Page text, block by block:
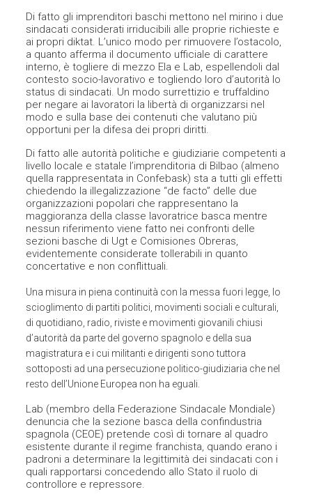
Di fatto gli imprenditori baschi mettono nel mirino i due
sindacati considerati irriducibili alle proprie richieste e
ai propri diktat. L’unico modo per rimuovere l’ostacolo,
a quanto afferma il documento ufficiale di carattere
interno, è togliere di mezzo Ela e Lab, espellendoli dal
contesto socio-lavorativo e togliendo loro d’autorità lo
status di sindacati. Un modo surrettizio e truffaldino
per negare ai lavoratori la libertà di organizzarsi nel
modo e sulla base dei contenuti che valutano più
opportuni per la difesa dei propri diritti.
Di fatto alle autorità politiche e giudiziarie competenti a
livello locale e statale l’imprenditoria di Bilbao (almeno
quella rappresentata in Confebask) sta a tutti gli effetti
chiedendo la illegalizzazione “de facto” delle due
organizzazioni popolari che rappresentano la
maggioranza della classe lavoratrice basca mentre
nessun riferimento viene fatto nei confronti delle
sezioni basche di Ugt e Comisiones Obreras,
evidentemente considerate tollerabili in quanto
concertative e non conflittuali.
Una misura in piena continuità con la messa fuori legge, lo
scioglimento di partiti politici, movimenti sociali e culturali,
di quotidiano, radio, riviste e movimenti giovanili chiusi
d’autorità da parte del governo spagnolo e della sua
magistratura e i cui militanti e dirigenti sono tuttora
sottoposti ad una persecuzione politico-giudiziaria che nel
resto dell’Unione Europea non ha eguali.
Lab (membro della Federazione Sindacale Mondiale)
denuncia che la sezione basca della confindustria
spagnola (CEOE) pretende così di tornare al quadro
esistente durante il regime franchista, quando erano i
padroni a determinare la legittimità dei sindacati con i
quali rapportarsi concedendo allo Stato il ruolo di
controllore e repressore.